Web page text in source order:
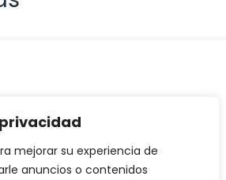
mejorar su experiencia de
anuncios o contenidos